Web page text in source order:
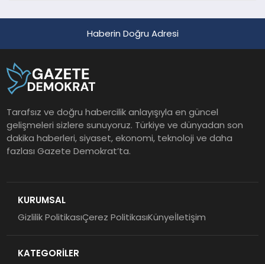
Haberin Doğru Adresi
Tarafsız ve doğru habercilik anlayışıyla en güncel
gelişmeleri sizlere sunuyoruz. Türkiye ve dünyadan son
dakika haberleri, siyaset, ekonomi, teknoloji ve daha
fazlası Gazete Demokrat’ta.
KURUMSAL
Gizlilik PolitikasıÇerez PolitikasıKünyeİletişim
KATEGORİLER